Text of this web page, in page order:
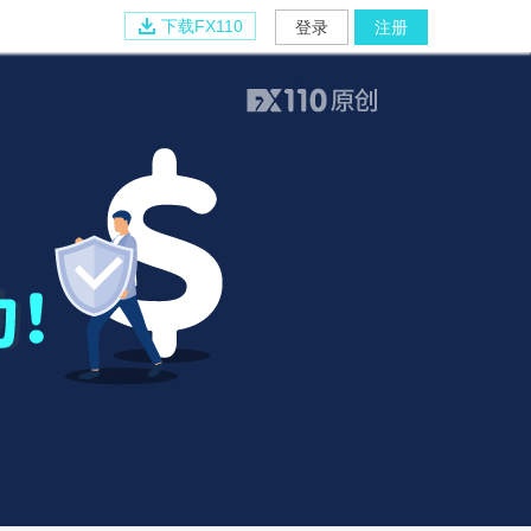
登录 注册
下载FX110